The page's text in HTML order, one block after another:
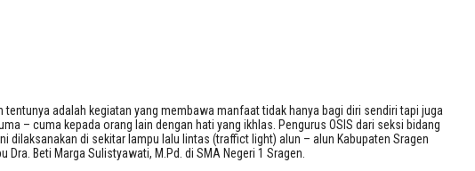
adalah kegiatan yang membawa manfaat tidak hanya bagi diri sendiri tapi juga
– cuma kepada orang lain dengan hati yang ikhlas. Pengurus OSIS dari seksi bidang
dilaksanakan di sekitar lampu lalu lintas (traffict light) alun – alun Kabupaten Sragen
Beti Marga Sulistyawati, M.Pd. di SMA Negeri 1 Sragen.